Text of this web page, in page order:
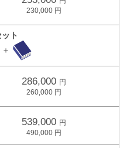
230,000
ット
＋
286,000
260,000
539,000
490,000